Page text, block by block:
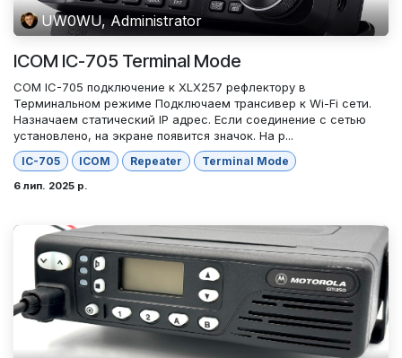
UW0WU, Administrator
ICOM IC-705 Terminal Mode
COM IC-705 подключение к XLX257 рефлектору в
Терминальном режиме Подключаем трансивер к Wi-Fi сети.
Назначаем статический IP адрес. Если соединение с сетью
установлено, на экране появится значок. На р...
IC-705 ICOM Repeater Terminal Mode
6 лип. 2025 р.